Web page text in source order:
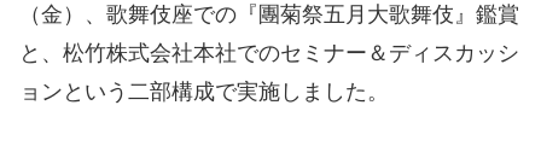
（金）、歌舞伎座での『團菊祭五月大歌舞伎』鑑賞
と、松竹株式会社本社でのセミナー＆ディスカッシ
ョンという二部構成で実施しました。